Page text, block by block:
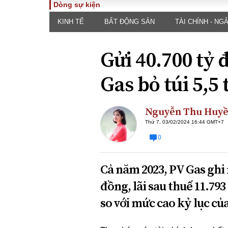
TOÀN CẢNH
Chính sách
Đối thoại
PHÁP
luật
Góc
Hồ sơ
Tiếng
An ninh
ĐA CHIỀU
Dòng sự kiện
KINH TẾ BẤT ĐỘNG SẢN TÀI CHÍNH -
Gửi 40.700 tỷ
Gas bỏ túi
Nguyễn Thu
Thứ 7, 03/02/2024 16:44 GMT+7
0
Cả năm 2023, PV Gas
đồng, lãi sau thuế
so với mức cao kỷ lục